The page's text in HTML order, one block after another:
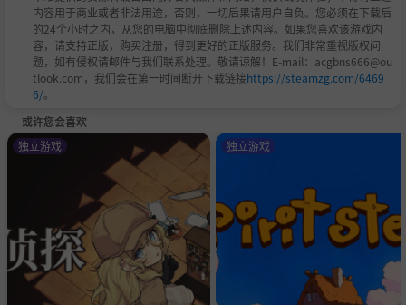
内容用于商业或者非法用途，否则，一切后果请用户自负。您必须在下载后
的24个小时之内，从您的电脑中彻底删除上述内容。如果您喜欢该游戏内
容，请支持正版，购买注册，得到更好的正版服务。我们非常重视版权问
题，如有侵权请邮件与我们联系处理。敬请谅解！E-mail：acgbns666@ou
tlook.com，我们会在第一时间断开下载链接https://steamzg.com/6469
6/。
或许您会喜欢
独立游戏 独立游戏